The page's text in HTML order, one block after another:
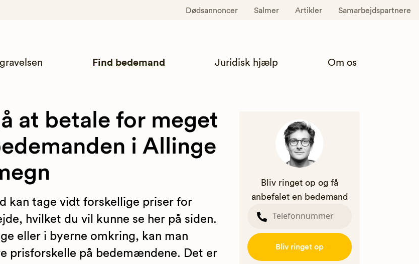
Dødsannoncer Salmer Artikler Samarbejdspartnere
Find bedemand Juridisk hjælp Om os
at betale for meget
i Allinge
kan tage vidt forskellige priser for
hvilket du vil kunne se her på siden.
eller i byerne omkring, kan man
prisforskelle på bedemændene. Det er
Bliv ringet op og få
anbefalet en bedemand
Bliv ringet op